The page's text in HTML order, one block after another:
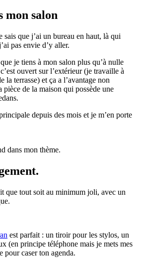
mon salon
sais que j’ai un bureau en haut, là qui
pas envie d’y aller.
je tiens à mon salon plus qu’à nulle
ouvert sur l’extérieur (je travaille à
la terrasse) et ça a l’avantage non
pièce de la maison qui possède une
depuis des mois et je m’en porte
dans mon thème.
que tout soit au minimum joli, avec un
est parfait : un tiroir pour les stylos, un
(en principe téléphone mais je mets mes
pour caser ton agenda.